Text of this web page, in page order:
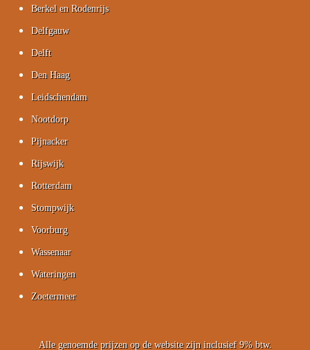
Berkel en Rodenrijs
Delfgauw
Delft
Den Haag
Leidschendam
Nootdorp
Pijnacker
Rijswijk
Rotterdam
Stompwijk
Voorburg
Wassenaar
Wateringen
Zoetermeer
Alle genoemde prijzen op de website zijn inclusief 9% btw.